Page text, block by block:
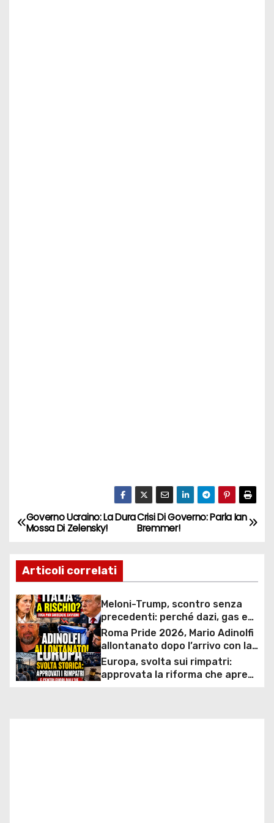
N
v
i
g
a
z
Crisi Di Governo: Parla Ian
Bremmer!
Governo Ucraino: La Dura
Mossa Di Zelensky!
Articoli correlati
Meloni-Trump, scontro senza
precedenti: perché dazi, gas e
rapporti diplomatici possono
costare caro all’Italia
Roma Pride 2026, Mario Adinolfi
allontanato dopo l’arrivo con la
bandiera di Israele: scontro
politico e polemiche sui diritti
Europa, svolta sui rimpatri:
approvata la riforma che apre